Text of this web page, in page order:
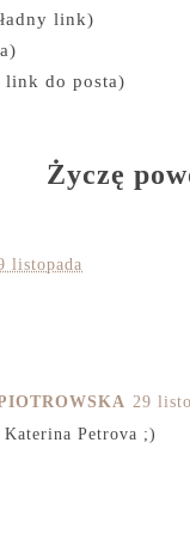
link)
link do posta)
Życzę
listopada
29
Petrova ;)